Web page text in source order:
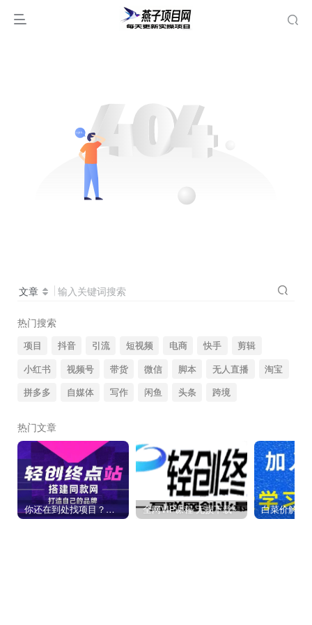
文章 输入关键词搜索
热门搜索
项目 抖音 引流 短视频 电商 快手
剪辑
小红书
视频号 带货 微信 脚本 无人直播
淘宝
拼多多
自媒体 写作 闲鱼 头条 跨境
热门文章
你还在到处找项目？还在当韭菜？我靠卖项目一个月收入5万+，曾经我也是个失败者。 全网VIP课程 无损下载~